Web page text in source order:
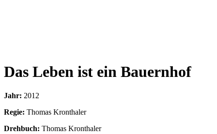
Das Leben ist ein Bauernhof
Jahr: 2012
Regie: Thomas Kronthaler
Drehbuch: Thomas Kronthaler